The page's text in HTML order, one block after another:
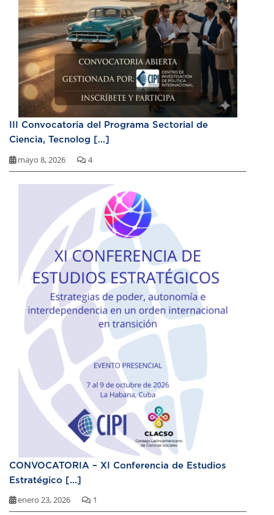
III Convocatoria del Programa Sectorial de
Ciencia, Tecnolog [...]
mayo 8, 2026 4
CONVOCATORIA – XI Conferencia de Estudios
Estratégico [...]
enero 23, 2026 1